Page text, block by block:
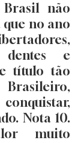
não
no ano
e
título tão
Brasileiro,
Nota 10.
muito